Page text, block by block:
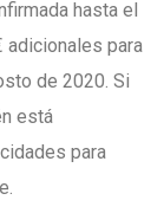
hasta el
adicionales para
de 2020. Si
está
para